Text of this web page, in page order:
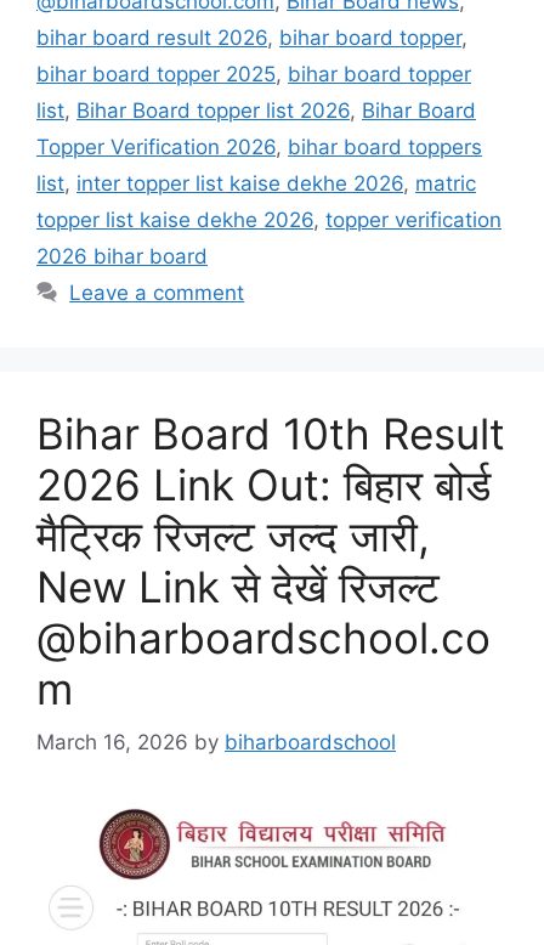
bihar board result 2026, bihar board topper,
bihar board topper 2025, bihar board topper
list, Bihar Board topper list 2026, Bihar Board
Topper Verification 2026, bihar board toppers
list, inter topper list kaise dekhe 2026, matric
topper list kaise dekhe 2026, topper verification
2026 bihar board
Leave a comment
Bihar Board 10th Result
2026 Link Out: बिहार बोर्ड
मैट्रिक रिजल्ट जल्द जारी,
New Link से देखें रिजल्ट
@biharboardschool.co
m
March 16, 2026 by biharboardschool